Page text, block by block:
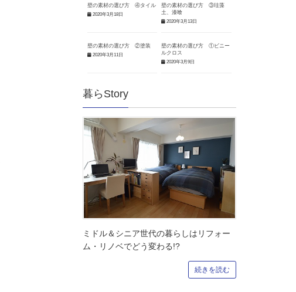
壁の素材の選び方 ④タイル
2020年3月18日
壁の素材の選び方 ③珪藻
土、漆喰
2020年3月13日
壁の素材の選び方 ②塗装
2020年3月11日
壁の素材の選び方 ①ビニー
ルクロス
2020年3月9日
暮らStory
ミドル＆シニア世代の暮らしはリフォー
ム・リノベでどう変わる!?
続きを読む